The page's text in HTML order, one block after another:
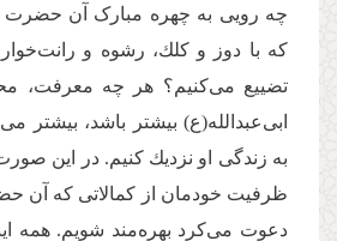
چه رویی به چهره مبارک آن حضرت
که با دوز و كلك، رشوه و
تضییع می‌كنیم؟ هر چه معرفت،
ابی‌‌عبدالله(ع) بیشتر باشد، بیشتر
به زندگی او نزدیك كنیم. در این صورت
ظرفیت خودمان از كمالاتی كه آن
دعوت می‌‌كرد بهره‌مند شویم. همه